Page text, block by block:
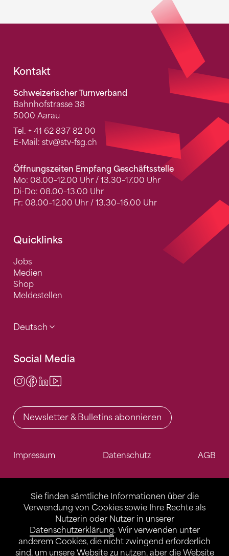
Sie finden sämtliche Informationen über die
Verwendung von Cookies sowie Ihre Rechte als
Nutzerin oder Nutzer in unserer
Datenschutzerklärung. Wir verwenden unter
anderem Cookies, die nicht zwingend erforderlich
sind, um unsere Website zu nutzen, aber die Website
Fusszeile
Kontakt
Schweizerischer Turnverband
Bahnhofstrasse 38
5000 Aarau
Tel. + 41 62 837 82 00
E-Mail: stv@stv-fsg.ch
Öffnungszeiten Empfang Geschäftsstelle
Mo: 08.00–12.00 Uhr / 13.30–17.00 Uhr
Di-Do: 08.00–13.00 Uhr
Fr: 08.00–12.00 Uhr / 13.30–16.00 Uhr
Quicklinks
Jobs
Medien
Shop
Meldestellen
Deutsch
Social Media
Instagram
Facebook
LinkedIn
Newsletter & Bulletins abonnieren
Impressum Datenschutz AGB